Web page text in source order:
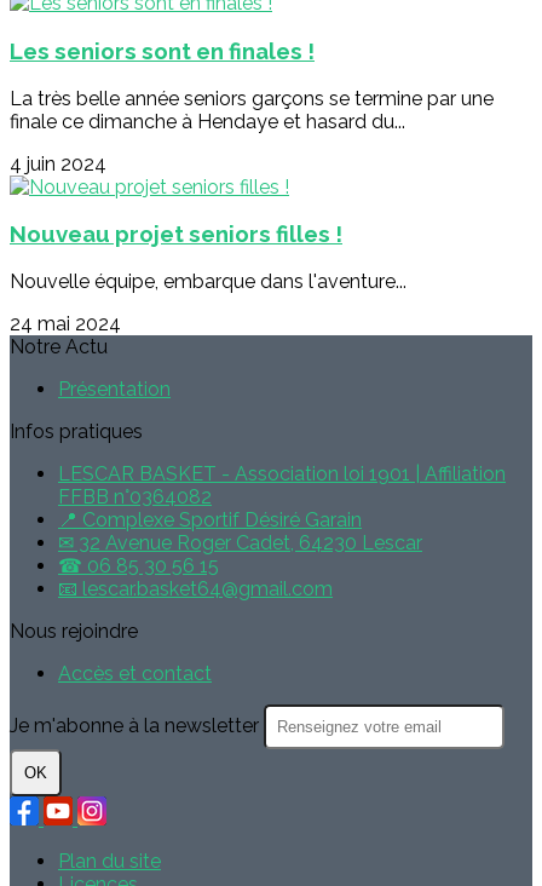
Les seniors sont en finales !
La très belle année seniors garçons se termine par une
finale ce dimanche à Hendaye et hasard du...
4 juin 2024
Nouveau projet seniors filles !
Nouvelle équipe, embarque dans l'aventure...
24 mai 2024
Notre Actu
Présentation
Infos pratiques
LESCAR BASKET - Association loi 1901 | Affiliation
FFBB n°0364082
📍 Complexe Sportif Désiré Garain
✉ 32 Avenue Roger Cadet, 64230 Lescar
☎ 06 85 30 56 15
📧 lescar.basket64@gmail.com
Nous rejoindre
Accès et contact
Je m'abonne à la newsletter
OK
Plan du site